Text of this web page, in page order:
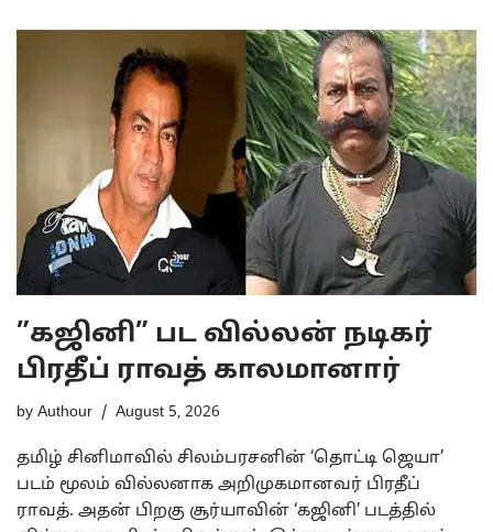
”கஜினி” பட வில்லன் நடிகர்
பிரதீப் ராவத் காலமானார்
by Authour August 5, 2026
தமிழ் சினிமாவில் சிலம்பரசனின் ‘தொட்டி ஜெயா’
படம் மூலம் வில்லனாக அறிமுகமானவர் பிரதீப்
ராவத். அதன் பிறகு சூர்யாவின் ‘கஜினி’ படத்தில்